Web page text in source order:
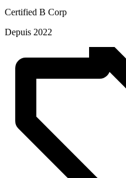
Certified B Corp
Depuis 2022